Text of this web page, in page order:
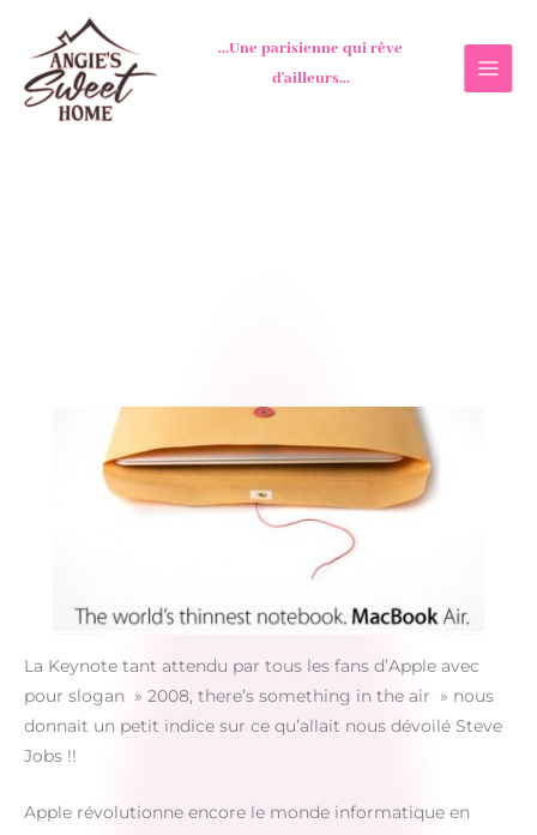
contenu
...Une parisienne qui rêve
d'ailleurs...
La Keynote tant attendu par tous les fans d’Apple avec
pour slogan » 2008, there’s something in the air » nous
donnait un petit indice sur ce qu’allait nous dévoilé Steve
Jobs !!
Apple révolutionne encore le monde informatique en